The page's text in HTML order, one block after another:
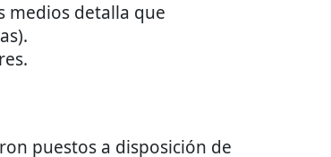
medios detalla que
puestos a disposición de